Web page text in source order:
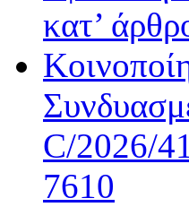
κατ’
C/2026/
7610